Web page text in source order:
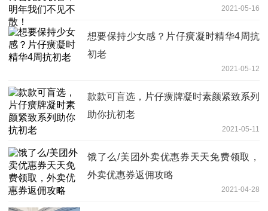
2021-05-16
想要保持少女感？片仔癀凝时精华4周抗
初老
2021-05-12
款款可盲选，片仔癀牌凝时素颜紧致系列
助你抗初老
2021-05-11
饿了么/美团外卖优惠券天天免费领取，
外卖优惠券返佣攻略
2021-04-28